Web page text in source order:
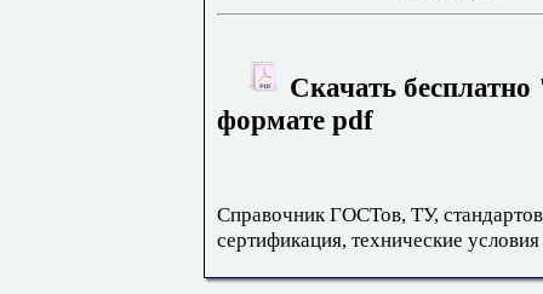
Скачать
формате pdf
Справочник ГОСТов, ТУ,
сертификация, технические условия